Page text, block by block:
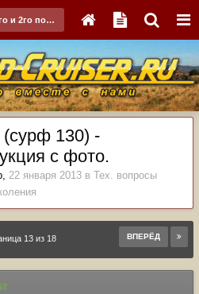
Тех. вопросы 4Runner и HiLux 1го и 2го поколения
(сурф 130) -
с фото.
, 22 января 2013 в Тех. вопросы
ВПЕРЁД
13 из 18